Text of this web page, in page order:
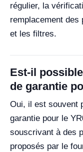
régulier, la
remplacement des
et les filtres.
Est-il
de garantie
Oui, il est souvent
garantie pour le
souscrivant à des
proposés par le